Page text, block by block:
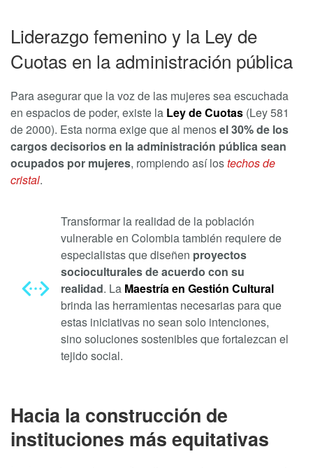
Liderazgo femenino y la Ley de
Cuotas en la administración pública
Para asegurar que la voz de las mujeres sea escuchada
en espacios de poder, existe la Ley de Cuotas (Ley 581
de 2000). Esta norma exige que al menosel 30% de los
cargos decisorios en la administración pública sean
ocupados por mujeres, rompiendo así lostechos de
cristal.
Transformar la realidad de la población
vulnerable en Colombia también requiere de
especialistas que diseñen proyectos
socioculturales de acuerdo con su
realidad. La Maestría en Gestión Cultural
brinda las herramientas necesarias para que
estas iniciativas no sean solo intenciones,
sino soluciones sostenibles que fortalezcan el
tejido social.
Hacia la construcción de
instituciones más equitativas